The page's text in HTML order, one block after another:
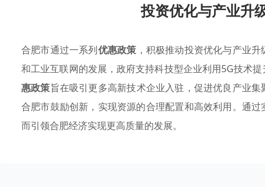
投资优化与产业升
合肥市通过一系列优惠政策 ，积极推动投资优化与产业
和工业互联网的发展，政府支持科技型企业利用5G技术
惠政策旨在吸引更多高新技术企业入驻，促进优良产业
合肥市鼓励创新，实现资源的合理配置和高效利用。通
而引领合肥经济实现更高质量的发展。